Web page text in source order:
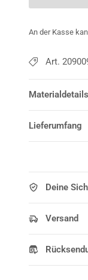
An der Kasse
Art.
Materialdetails
Lieferumfang
Deine
Versand